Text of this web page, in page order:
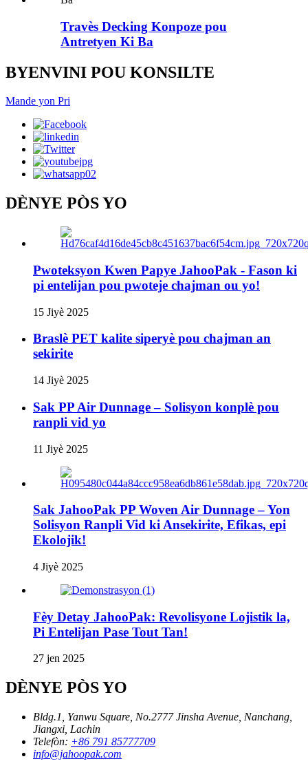
Travès Decking Konpoze pou
Antretyen Ki Ba
BYENVINI POU KONSILTE
Mande yon Pri
DÈNYE PÒS YO
Pwoteksyon Kwen Papye JahooPak - Fason ki
pi entelijan pou pwoteje chajman ou yo!
15 Jiyè 2025
Braslè PET kalite siperyè pou chajman an
sekirite
14 Jiyè 2025
Sak PP Air Dunnage – Solisyon konplè pou
ranpli vid yo
11 Jiyè 2025
Sak JahooPak PP Woven Air Dunnage – Yon
Solisyon Ranpli Vid ki Ansekirite, Efikas, epi
Ekolojik!
4 Jiyè 2025
Fèy Detay JahooPak: Revolisyone Lojistik la,
Pi Entelijan Pase Tout Tan!
27 jen 2025
DÈNYE PÒS YO
Bldg.1, Yanwu Square, No.2777 Jinsha Avenue, Nanchang,
Jiangxi, Lachin
Telefòn: +86 791 85777709
info@jahoopak.com